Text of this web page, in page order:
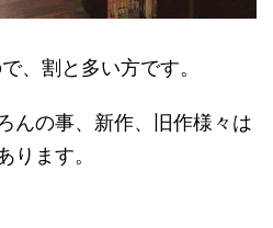
、割と多い方です。
んの事、新作、旧作様々は
ります。